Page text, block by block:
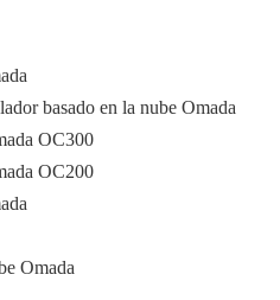
basado en la nube Omada
OC300
OC200
Omada